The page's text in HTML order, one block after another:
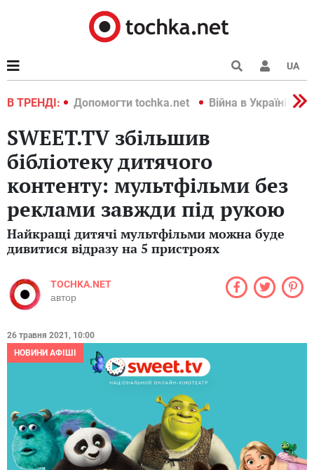
UA
В ТРЕНДІ:
2022 Допомогти tochka.net Війна в Україні 2022
SWEET.TV збільшив
бібліотеку дитячого
контенту: мультфільми без
реклами завжди під рукою
Найкращі дитячі мультфільми можна буде
дивитися відразу на 5 пристроях
TOCHKA.NET
автор
26 травня 2021, 10:00
НОВИНИ АФІШІ